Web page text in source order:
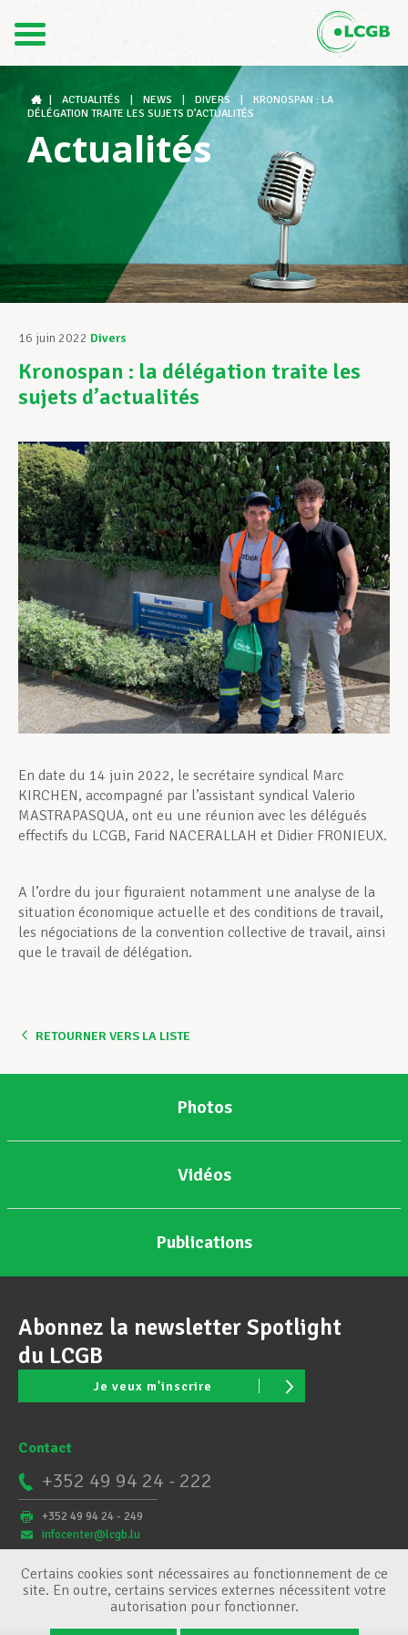
DE
Le LCGB
Structures syndicales
Assistance au Travail
Vos droits
Assistance en vie privée
Développement professionnel
Devenir Membre
Actualités
ACTUALITÉS NEWS DIVERS
KRONOSPAN : LA
DÉLÉGATION TRAITE LES SUJETS D’ACTUALITÉS
Actualités
16 juin 2022 Divers
Kronospan : la délégation traite les
sujets d’actualités
En date du 14 juin 2022, le secrétaire syndical Marc
KIRCHEN, accompagné par l’assistant syndical Valerio
MASTRAPASQUA, ont eu une réunion avec les délégués
effectifs du LCGB, Farid NACERALLAH et Didier FRONIEUX.
A l’ordre du jour figuraient notamment une analyse de la
situation économique actuelle et des conditions de travail,
les négociations de la convention collective de travail, ainsi
que le travail de délégation.
RETOURNER VERS LA LISTE
Photos
Vidéos
Publications
Abonnez la newsletter Spotlight
du LCGB
Je veux m'inscrire
Contact
+352 49 94 24 - 222
+352 49 94 24 - 249
infocenter@lcgb.lu
Certains cookies sont nécessaires au fonctionnement de ce
site. En outre, certains services externes nécessitent votre
autorisation pour fonctionner.